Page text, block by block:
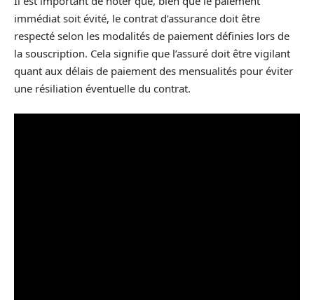
immédiat soit évité, le contrat d’assurance doit être
respecté selon les modalités de paiement définies lors de
la souscription. Cela signifie que l’assuré doit être vigilant
quant aux délais de paiement des mensualités pour éviter
une résiliation éventuelle du contrat.